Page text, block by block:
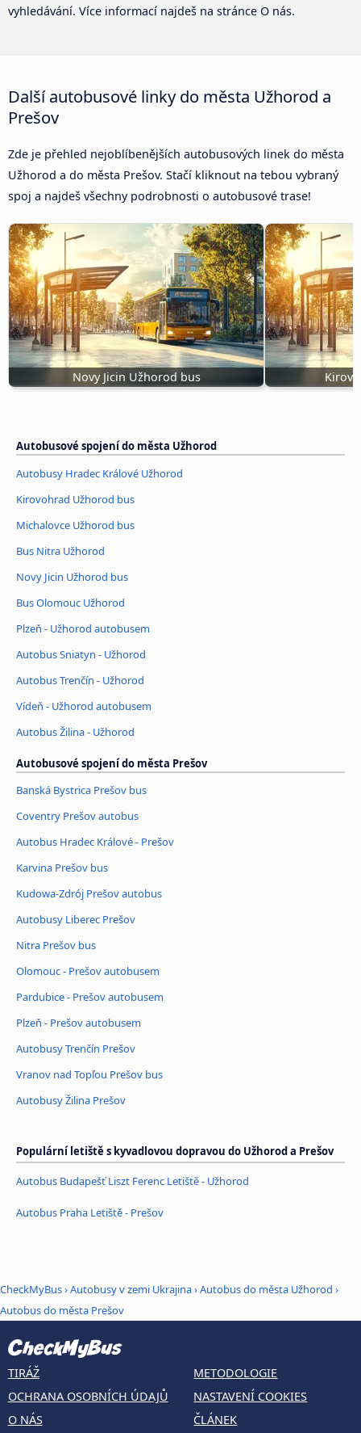
vyhledávání. Více informací najdeš na stránce O nás.
Další autobusové linky do města Užhorod a
Prešov
Zde je přehled nejoblíbenějších autobusových linek do města
Užhorod a do města Prešov. Stačí kliknout na tebou vybraný
spoj a najdeš všechny podrobnosti o autobusové trase!
Novy Jicin Užhorod bus
Autobusové spojení do města Užhorod
Autobusy Hradec Králové Užhorod
Kirovohrad Užhorod bus
Michalovce Užhorod bus
Bus Nitra Užhorod
Novy Jicin Užhorod bus
Bus Olomouc Užhorod
Plzeň - Užhorod autobusem
Autobus Sniatyn - Užhorod
Autobus Trenčín - Užhorod
Vídeň - Užhorod autobusem
Autobus Žilina - Užhorod
Autobusové spojení do města Prešov
Banská Bystrica Prešov bus
Coventry Prešov autobus
Autobus Hradec Králové - Prešov
Karvina Prešov bus
Kudowa-Zdrój Prešov autobus
Autobusy Liberec Prešov
Nitra Prešov bus
Olomouc - Prešov autobusem
Pardubice - Prešov autobusem
Plzeň - Prešov autobusem
Autobusy Trenčín Prešov
Vranov nad Topľou Prešov bus
Autobusy Žilina Prešov
Populární letiště s kyvadlovou dopravou do Užhorod a Prešov
Autobus Budapešť Liszt Ferenc Letiště - Užhorod
Autobus Praha Letiště - Prešov
CheckMyBus›Autobusy v zemi Ukrajina›Autobus do města Užhorod ›
Autobus do města Prešov
TIRÁŽ
OCHRANA OSOBNÍCH ÚDAJŮ
O NÁS
METODOLOGIE
NASTAVENÍ COOKIES
ČLÁNEK